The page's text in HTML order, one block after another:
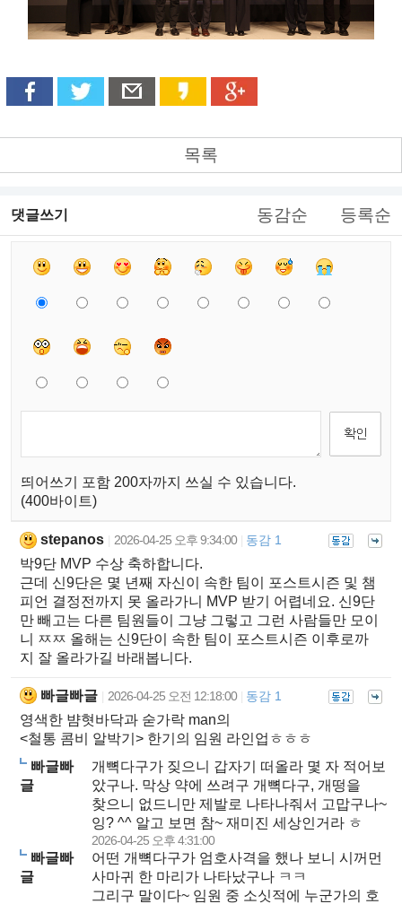
목록
댓글쓰기 동감순 등록순
띄어쓰기 포함 200자까지 쓰실 수 있습니다.
(400바이트)
stepanos 2026-04-25 오후 9:34:00 동감 1
박9단 MVP 수상 축하합니다.
근데 신9단은 몇 년째 자신이 속한 팀이 포스트시즌 및 챔
피언 결정전까지 못 올라가니 MVP 받기 어렵네요. 신9단
만 빼고는 다른 팀원들이 그냥 그렇고 그런 사람들만 모이
니 ㅉㅉ 올해는 신9단이 속한 팀이 포스트시즌 이후로까
지 잘 올라가길 바래봅니다.
빠글빠글 2026-04-25 오전 12:18:00 동감 1
영색한 뱜혓바닥과 숟가락 man의
<철통 콤비 알박기> 한기의 임원 라인업ㅎㅎㅎ
빠글빠
글
개뼉다구가 짖으니 갑자기 떠올라 몇 자 적어보
았구나. 막상 약에 쓰려구 개뼉다구, 개떵을
찾으니 없드니만 제발로 나타나줘서 고맙구나~
잉? ^^ 알고 보면 참~ 재미진 세상인거라 ㅎ
2026-04-25 오후 4:31:00
빠글빠
글
어떤 개뼉다구가 엄호사격을 했나 보니 시꺼먼
사마귀 한 마리가 나타났구나 ㅋㅋ
그리구 말이다~ 임원 중 소싯적에 누군가의 호